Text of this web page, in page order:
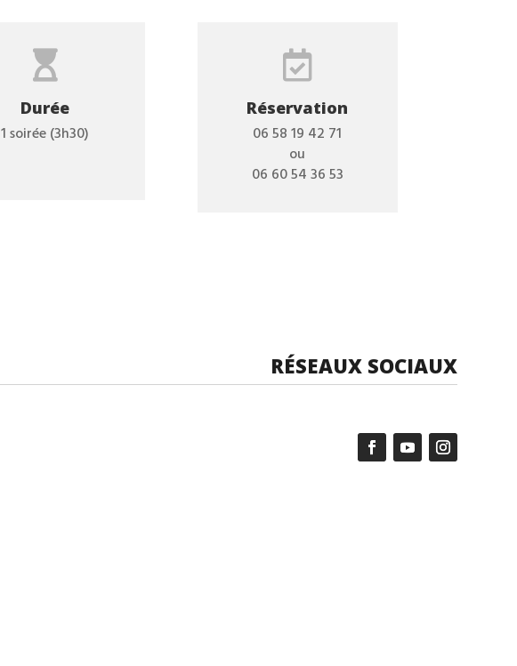

Durée
1 soirée (3h30)

Réservation
06 58 19 42 71
ou
06 60 54 36 53
RÉSEAUX SOCIAUX